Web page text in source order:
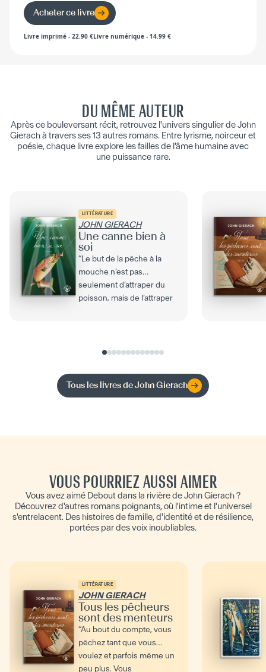
Acheter ce livre
Livre imprimé - 22.90 €Livre numérique - 14.99 €
DU MÊME AUTEUR
Après ce bouleversant récit, retrouvez l'univers singulier de John
Gierach à travers ses 13 autres romans. Entre lyrisme, noirceur et
poésie, chaque livre explore les failles de l'âme humaine avec
une puissance rare.
LITTÉRATURE
JOHN GIERACH
Une canne bien à
soi
”Le but de la pêche à la
mouche n’est pas
seulement d’attraper du
poisson, mais de l’attraper
Tous les livres deJohn Gierach
VOUS POURRIEZ AUSSI AIMER
Vous avez aimé Debout dans la rivière de John Gierach ?
Découvrez d'autres romans poignants, où l'intime et l'universel
s'entrelacent. Des histoires de famille, d'identité et de résilience,
portées par des voix inoubliables.
LITTÉRATURE
JOHN GIERACH
Tous les pêcheurs
sont des menteurs
“Au bout du compte, vous
pêchez tant que vous
voulez et parfois même un
peu plus. Vous